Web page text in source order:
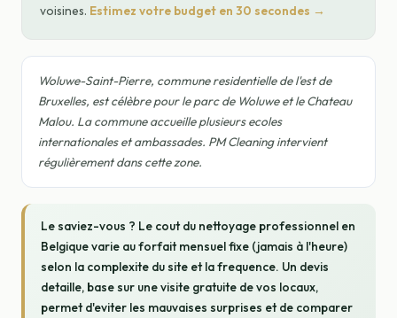
voisines. Estimez votre budget en 30 secondes →
Woluwe-Saint-Pierre, commune residentielle de l'est de
Bruxelles, est célèbre pour le parc de Woluwe et le Chateau
Malou. La commune accueille plusieurs ecoles
internationales et ambassades. PM Cleaning intervient
régulièrement dans cette zone.
Le saviez-vous ? Le cout du nettoyage professionnel en
Belgique varie au forfait mensuel fixe (jamais à l'heure)
selon la complexite du site et la frequence. Un devis
detaille, base sur une visite gratuite de vos locaux,
permet d'eviter les mauvaises surprises et de comparer